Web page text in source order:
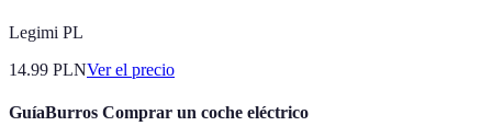
Legimi PL
14.99 PLNVer el precio
GuíaBurros Comprar un coche eléctrico